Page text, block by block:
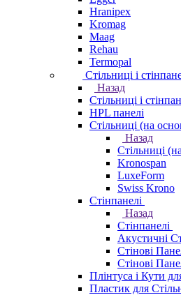
Hranipex
Kromag
Maag
Rehau
Termopal
Стільниці і
Назад
Стільниці і
HPL панелі
Стільниці (на
Назад
Стільниці
Kronospan
LuxeForm
Swiss Krono
Стінпанелі
Назад
Стінпанелі
Акустичні
Стінові
Стінові
Плінтуса і Кути
Пластик для